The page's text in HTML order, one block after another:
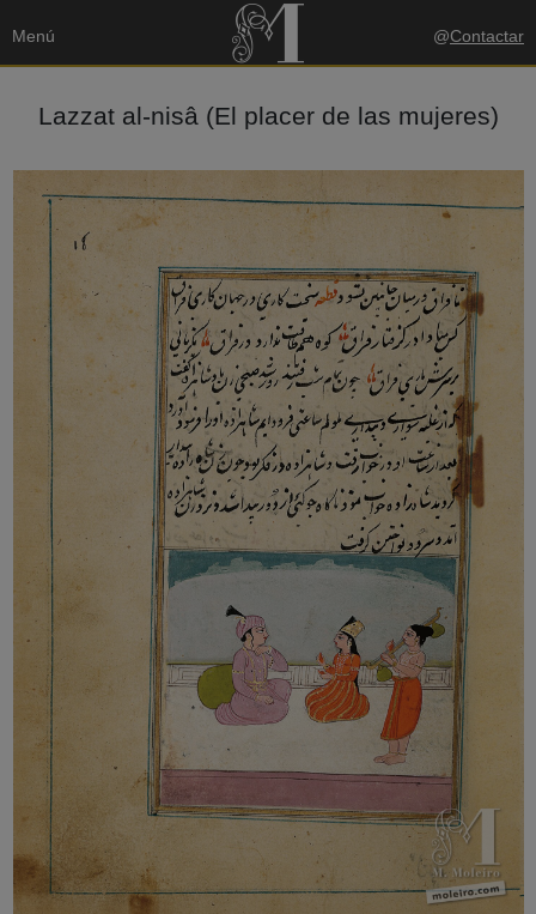
Menú @Contactar
Lazzat al-nisâ (El placer de las mujeres)